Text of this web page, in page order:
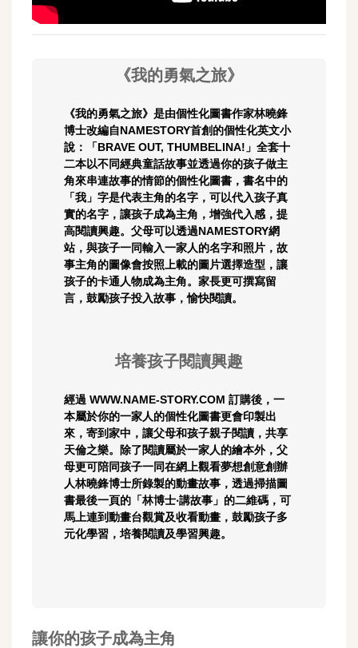
《我的勇氣之旅》
《我的勇氣之旅》是由個性化圖書作家林曉鋒
博士改編自NAMESTORY首創的個性化英文小
說：「BRAVE OUT, THUMBELINA!」全套十
二本以不同經典童話故事並透過你的孩子做主
角來串連故事的情節的個性化圖書，書名中的
「我」字是代表主角的名字，可以代入孩子真
實的名字，讓孩子成為主角，增強代入感，提
高閱讀興趣。父母可以透過NAMESTORY網
站，與孩子一同輸入一家人的名字和照片，故
事主角的圖像會按照上載的圖片選擇造型，讓
孩子的卡通人物成為主角。家長更可撰寫留
言，鼓勵孩子投入故事，愉快閱讀。
培養孩子閱讀興趣
經過 WWW.NAME-STORY.COM 訂購後，一
本屬於你的一家人的個性化圖書更會印製出
來，寄到家中，讓父母和孩子親子閱讀，共享
天倫之樂。除了閱讀屬於一家人的繪本外，父
母更可陪同孩子一同在網上觀看夢想創意創辦
人林曉鋒博士所錄製的動畫故事，透過掃描圖
書最後一頁的「林博士‧講故事」的二維碼，可
馬上連到動畫台觀賞及收看動畫，鼓勵孩子多
元化學習，培養閱讀及學習興趣。
讓你的孩子成為主角